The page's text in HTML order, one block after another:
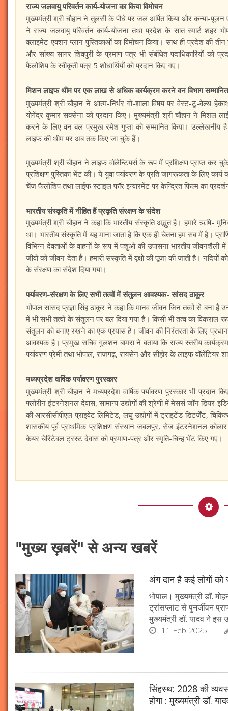
राज्य जलवायु परिवर्तन कार्य-योजना का किया विमोचन
मुख्यमंत्री श्री चौहान ने तुलसी के पौधे पर जल अर्पित किया और कन्या-पूजन
ने राज्य जलवायु परिवर्तन कार्य-योजना तथा प्रदेश के सात स्मार्ट
क्लाइमेट एक्शन प्लान पुस्तिकाओं का विमोचन किया। साथ ही प्रदेश की
और सांख्य सागर शिवपुरी के प्रमाण-पत्र भी संबंधित पदाधिकारियों को
फैलोशिप के स्वीकृती पत्र 5 शोधार्थियों को प्रदान किए गए।
मिशन लाइफ थीम पर एक लाख से अधिक कार्यक्रम करने वन विभाग सम्मानित
मुख्यमंत्री श्री चौहान ने आत्म-निर्भर गो-शाला विषय पर वेस्ट-टू-वेल्थ
योगेंद्र कुमार सक्सेना को प्रदान किए। मुख्यमंत्री श्री चौहान ने मिशल
करने के लिए वन बल प्रमुख रमेश गुप्ता को सम्मानित किया। उल्लेखनीय है
लाइफ की थीम पर अब तक किए जा चुके हैं।
मुख्यमंत्री श्री चौहान ने लाइफ वॉलेन्टियर्स के रूप में प्रशिक्षण प्राप्त कर
प्रशिक्षण पुस्तिका भेंट की। ये युवा पर्यावरण के प्रति जागरूकता के लिए
चेंज फैलोशिप तथा लाईफ स्टाइल फॉर इन्वारमेंट पर केन्द्रित फिल्म का
भारतीय संस्कृति में नीहित हैं प्रकृति संरक्षण के संदेश
मुख्यमंत्री श्री चौहान ने कहा कि भारतीय संस्कृति अद्भुत है। हमारे ऋषि-
था। भारतीय संस्कृति में यह माना जाता है कि एक ही चेतना हम सब में है।
विभिन्न देवताओं के वाहनों के रूप में पशुओं की उपासना भारतीय
जीवों को जीवन देता है। हमारी संस्कृति में वृक्षों की पूजा की जाती है। नदियों
के संरक्षण का संदेश दिया गया।
पर्यावरण-संरक्षण के लिए सभी तत्वों में संतुलन आवश्यक- सांसद ठाकुर
भोपाल सांसद प्रज्ञा सिंह ठाकुर ने कहा कि मानव जीवन जिन तत्वों से बना
में भी सभी तत्वों के संतुलन पर बल दिया गया है। किसी भी तत्व का विकराल
संतुलन को बनाए रखने का एक प्रयास है। जीवन की निरंतरता के लिए
आवश्यक है। प्रमुख सचिव गुलशन बामरा ने बताया कि राज्य स्तरीय
पर्यावरण प्रेमी तथा भोपाल, राजगढ़, रायसेन और सीहोर के लाइफ वॉलेंटियर
मध्यप्रदेश वार्षिक पर्यावरण पुरस्कार
मुख्यमंत्री श्री चौहान ने मध्यप्रदेश वार्षिक पर्यावरण पुरस्कार भी
फ्लोरीन इंटरनेशनल देवास, सामान्य उद्योगों की श्रेणी में मेसर्स जॉन डियर
की आरसीसीपीएल प्राइवेट लिमिटेड, लघु उद्योगों में ट्राइटेंड डिटर्जेंट,
शासकीय पूर्व प्राथमिक प्रशिक्षण संस्थान जबलपुर, सेज इंटरनेशनल
केयर चेरिटेबल ट्रस्ट देवास को प्रमाण-पत्र और स्मृति-चिन्ह भेंट किए गए।
"मुख्य ख़बरें" से अन्य खबरें
अंग दान है कई लोगों को
भोपाल। मुख्यमंत्री डॉ.
ट्रांसप्लांट से पुनर्जीवन
मुख्यमंत्री डॉ. यादव ने इस
11-Feb-2025
सिंहस्थ: 2028 की
होगा : मुख्यमंत्री डॉ.